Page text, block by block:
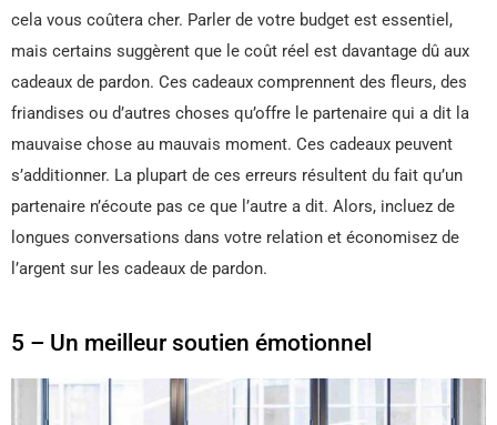
cela vous coûtera cher. Parler de votre budget est essentiel,
mais certains suggèrent que le coût réel est davantage dû aux
cadeaux de pardon. Ces cadeaux comprennent des fleurs, des
friandises ou d’autres choses qu’offre le partenaire qui a dit la
mauvaise chose au mauvais moment. Ces cadeaux peuvent
s’additionner. La plupart de ces erreurs résultent du fait qu’un
partenaire n’écoute pas ce que l’autre a dit. Alors, incluez de
longues conversations dans votre relation et économisez de
l’argent sur les cadeaux de pardon.
5 – Un meilleur soutien émotionnel